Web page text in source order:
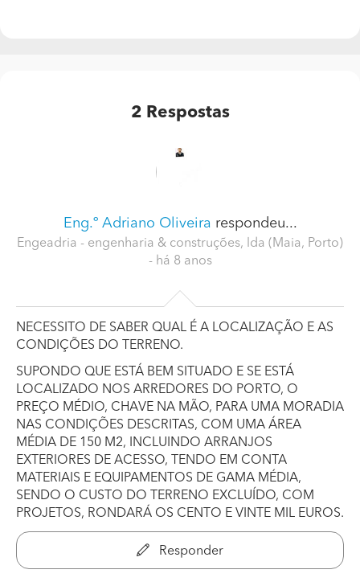
2 Respostas
Eng.º Adriano Oliveira respondeu...
Engeadria - engenharia & construções, lda (Maia, Porto)
- há 8 anos
NECESSITO DE SABER QUAL É A LOCALIZAÇÃO E AS
CONDIÇÕES DO TERRENO.
SUPONDO QUE ESTÁ BEM SITUADO E SE ESTÁ
LOCALIZADO NOS ARREDORES DO PORTO, O
PREÇO MÉDIO, CHAVE NA MÃO, PARA UMA MORADIA
NAS CONDIÇÕES DESCRITAS, COM UMA ÁREA
MÉDIA DE 150 M2, INCLUINDO ARRANJOS
EXTERIORES DE ACESSO, TENDO EM CONTA
MATERIAIS E EQUIPAMENTOS DE GAMA MÉDIA,
SENDO O CUSTO DO TERRENO EXCLUÍDO, COM
PROJETOS, RONDARÁ OS CENTO E VINTE MIL EUROS.
Responder